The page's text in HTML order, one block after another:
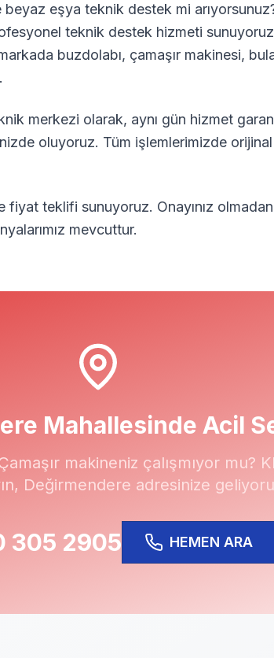
beyaz eşya teknik destek mi
teknik destek hizmeti
buzdolabı, çamaşır makinesi,
merkezi olarak, aynı gün hizmet
oluyoruz. Tüm işlemlerimizde
fiyat teklifi sunuyoruz. Onayınız
mevcuttur.
Mahallesinde Acil
makineniz çalışmıyor mu?
Değirmendere adresinize
305 2905 HEMEN ARA